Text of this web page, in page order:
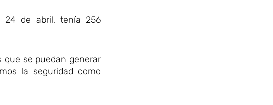
24 de abril, tenía 256
que se puedan generar
la seguridad como